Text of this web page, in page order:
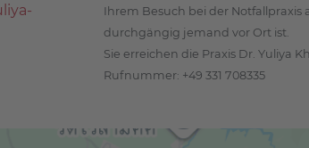
Ihrem Besuch bei der Notfallpraxis
durchgängig jemand vor Ort ist.
Sie erreichen die Praxis Dr. Yuliya
Rufnummer: +49 331 708335